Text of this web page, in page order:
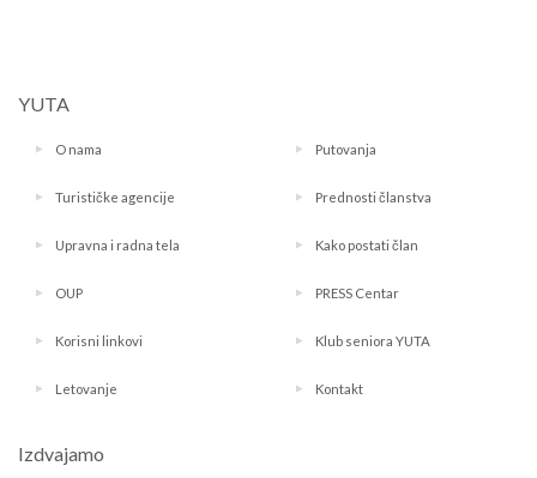
YUTA
O nama Putovanja
Turističke agencije Prednosti članstva
Upravna i radna tela Kako postati član
OUP PRESS Centar
Korisni linkovi Klub seniora YUTA
Letovanje Kontakt
Izdvajamo